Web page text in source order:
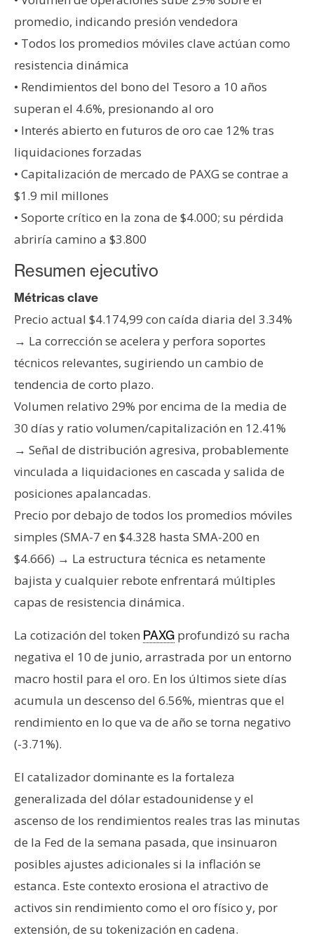
n
t
a
c
t
y
P
u
b
l
c
i
a
d
promedio, indicando presión vendedora
• Todos los promedios móviles clave actúan como
resistencia dinámica
• Rendimientos del bono del Tesoro a 10 años
superan el 4.6%, presionando al oro
• Interés abierto en futuros de oro cae 12% tras
liquidaciones forzadas
• Capitalización de mercado de PAXG se contrae a
$1.9 mil millones
• Soporte crítico en la zona de $4.000; su pérdida
abriría camino a $3.800
Resumen ejecutivo
Métricas clave
Precio actual $4.174,99 con caída diaria del 3.34%
→ La corrección se acelera y perfora soportes
técnicos relevantes, sugiriendo un cambio de
tendencia de corto plazo.
Volumen relativo 29% por encima de la media de
30 días y ratio volumen/capitalización en 12.41%
→ Señal de distribución agresiva, probablemente
vinculada a liquidaciones en cascada y salida de
posiciones apalancadas.
Precio por debajo de todos los promedios móviles
simples (SMA-7 en $4.328 hasta SMA-200 en
$4.666) → La estructura técnica es netamente
bajista y cualquier rebote enfrentará múltiples
capas de resistencia dinámica.
La cotización del token PAXG profundizó su racha
negativa el 10 de junio, arrastrada por un entorno
macro hostil para el oro. En los últimos siete días
acumula un descenso del 6.56%, mientras que el
rendimiento en lo que va de año se torna negativo
(-3.71%).
El catalizador dominante es la fortaleza
generalizada del dólar estadounidense y el
ascenso de los rendimientos reales tras las minutas
de la Fed de la semana pasada, que insinuaron
posibles ajustes adicionales si la inflación se
estanca. Este contexto erosiona el atractivo de
activos sin rendimiento como el oro físico y, por
extensión, de su tokenización en cadena.